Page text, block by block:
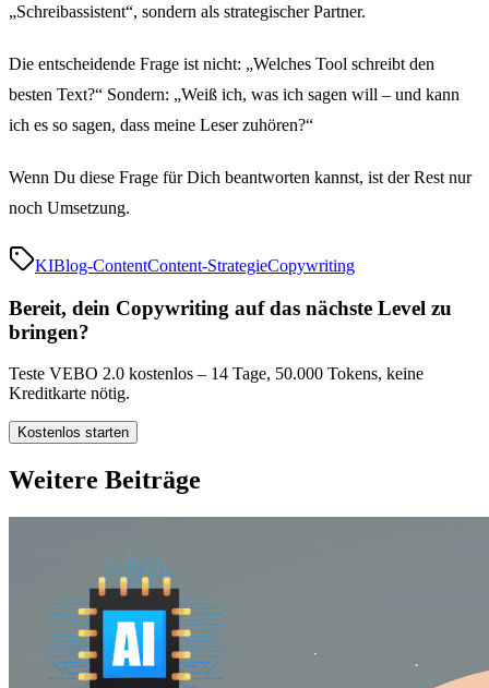
„Schreibassistent“, sondern als strategischer Partner.
Die entscheidende Frage ist nicht: „Welches Tool schreibt den
besten Text?“ Sondern: „Weiß ich, was ich sagen will – und kann
ich es so sagen, dass meine Leser zuhören?“
Wenn Du diese Frage für Dich beantworten kannst, ist der Rest nur
noch Umsetzung.
KIBlog-ContentContent-StrategieCopywriting
Bereit, dein Copywriting auf das nächste Level zu
bringen?
Teste VEBO 2.0 kostenlos – 14 Tage, 50.000 Tokens, keine
Kreditkarte nötig.
Kostenlos starten
Weitere Beiträge